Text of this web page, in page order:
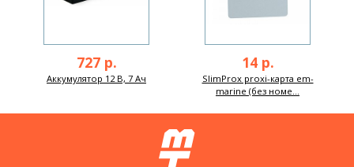
727 р.
Аккумулятор 12 В, 7 Ач
14 р.
SlimProx proxi-карта em-
marine (без номе...